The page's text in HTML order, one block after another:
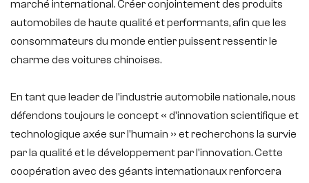
marché international. Créer conjointement des produits
automobiles de haute qualité et performants, afin que les
consommateurs du monde entier puissent ressentir le
charme des voitures chinoises.
En tant que leader de l'industrie automobile nationale, nous
défendons toujours le concept « d'innovation scientifique et
technologique axée sur l'humain » et recherchons la survie
par la qualité et le développement par l'innovation. Cette
coopération avec des géants internationaux renforcera